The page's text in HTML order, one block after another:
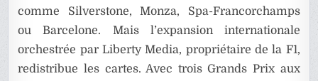
comme Silverstone, Monza, Spa-Francorchamps
ou Barcelone. Mais l’expansion internationale
orchestrée par Liberty Media, propriétaire de la F1,
redistribue les cartes. Avec trois Grands Prix aux